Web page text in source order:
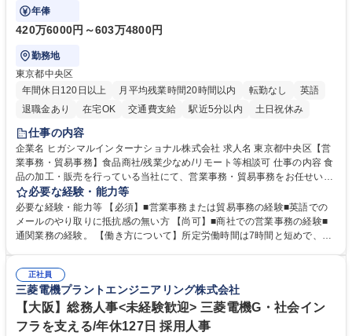
事業の根幹を支えていただきます。
年俸
420万6000円～603万4800円
勤務地
東京都中央区
年間休日120日以上
月平均残業時間20時間以内 転勤なし
英語
退職金あり
在宅OK 交通費支給 駅近5分以内 土日祝休み
仕事の内容
企業名 ヒガシマルインターナショナル株式会社 求人名 東京都中央区【営
業事務・貿易事務】食品商社/残業少なめ/リモート等相談可 仕事の内容 食
品の加工・販売を行っている当社にて、営業事務・貿易事務をお任せいた
します。営業社員のサポートポジションとして、受発注から海外工場との
調整まで幅広く対応し、当社事業の根幹を支えていただきます。 ■受発注
業務、請求書発行 ■海外工場とのスケジュール調整 ■在庫管理 ■輸入書類
の確認・作成 ■配送手配 ■通関業者を通して行う輸出入業全般 ■倉庫との
ルプロデュースしているため、商品に関わる全ての業務をサポート頂きま
す。 募集職種 東京都中央区【営業事務・貿易事務】食品商社/残業少なめ/
リモート等相談可
必要な経験・能力等
必要な経験・能力等 【必須】■営業事務または貿易事務の経験■英語での
メールのやり取りに抵抗感の無い方 【尚可】■商社での営業事務の経験■
通関業務の経験。 【働き方について】所定労働時間は7時間と短めで、残
の強み】1991年の設立以来、外食産業を中心としたお客様の多様なニー
ズに沿った冷凍水産物等の生産・輸入・販売を一貫して手掛けています。
自社工場と海外拠点の強固な連携によるワンストップサービスが最大の強
みです。 学歴・資格 学歴：大学院 大学 語学力：英語 資格：
正社員
三菱電機プラントエンジニアリング株式会社
【大阪】総務人事<未経験歓迎> 三菱電機G・社会イン
フラを支える/年休127日 採用人事